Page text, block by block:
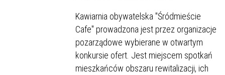
Kawiarnia obywatelska "Śródmieście
Cafe" prowadzona jest przez organizacje
pozarządowe wybierane w otwartym
konkursie ofert. Jest miejscem spotkań
mieszkańców obszaru rewitalizacji, ich